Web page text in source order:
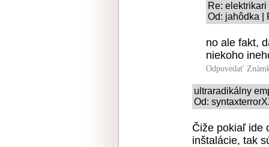
Re: elektrikari
Od: jahôdka |
no ale fakt,
niekoho
Odpovedať
ultraradikálny
Od:
Čiže pokiaľ ide
inštalácie, tak